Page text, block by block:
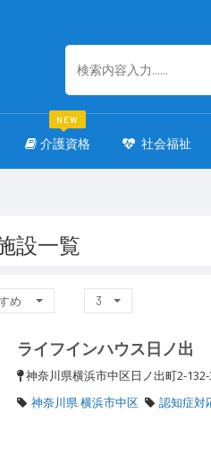
介護資格
NEW
社会福祉
設一覧
め 3
ライフインハウス日ノ出
神奈川県横浜市中区日ノ出町2-
神奈川県 横浜市中区
認知症対